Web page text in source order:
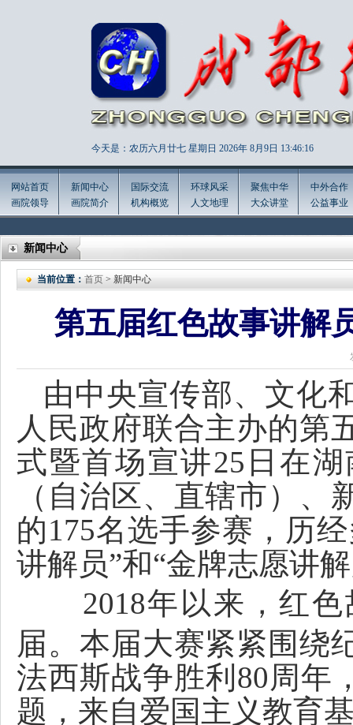
今天是：农历六月廿七 星期日 2026年 8月9日 13:46:17
网站首页
画院领导
新闻中心
画院简介
国际交流
机构概览
环球风采
人文地理
聚焦中华
大众讲堂
中外合作
公益事业
新闻中心
当前位置： 首页 > 新闻中心
第五届红色故事讲解
由中央宣传部、文化
人民政府联合主办的第
式暨首场宣讲25日在
（自治区、直辖市）
的175名选手参赛，历
讲解员”和“金牌志愿讲
2018年以来，红
届。本届大赛紧紧围绕
法西斯战争胜利80周年
题，来自爱国主义教育